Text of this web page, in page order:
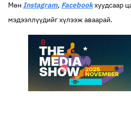
Мөн Instagram, Facebookхуудсаар
мэдээллүүдийг хүлээж аваарай.